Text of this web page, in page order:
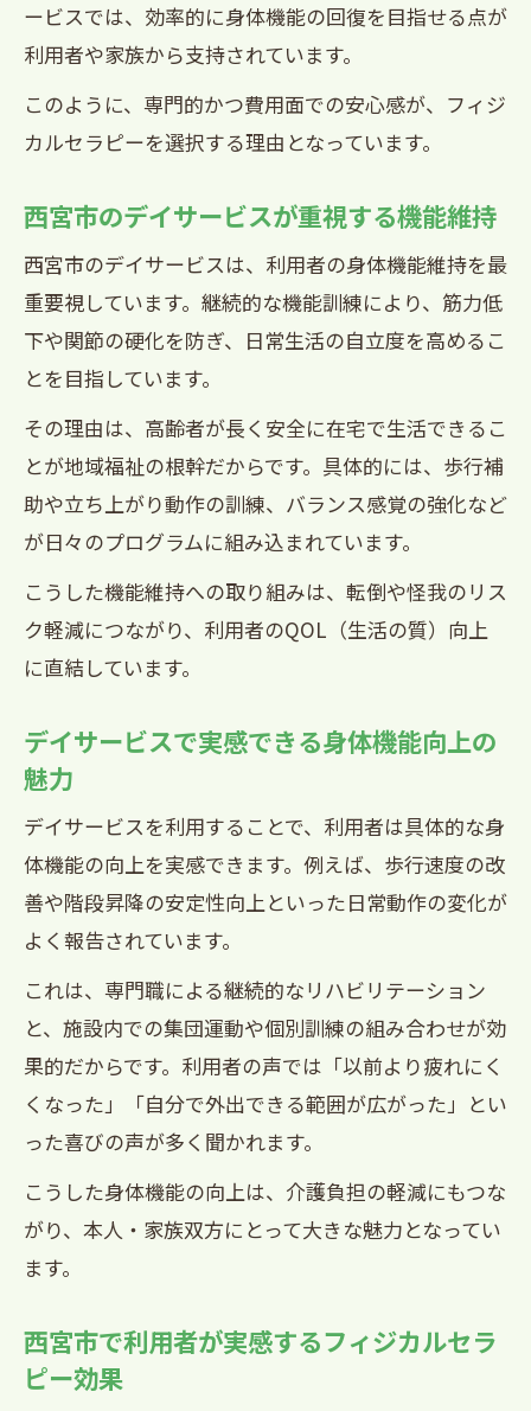
ービスでは、効率的に身体機能の回復を目指せる点が
利用者や家族から支持されています。
このように、専門的かつ費用面での安心感が、フィジ
カルセラピーを選択する理由となっています。
西宮市のデイサービスが重視する機能維持
西宮市のデイサービスは、利用者の身体機能維持を最
重要視しています。継続的な機能訓練により、筋力低
下や関節の硬化を防ぎ、日常生活の自立度を高めるこ
とを目指しています。
その理由は、高齢者が長く安全に在宅で生活できるこ
とが地域福祉の根幹だからです。具体的には、歩行補
助や立ち上がり動作の訓練、バランス感覚の強化など
が日々のプログラムに組み込まれています。
こうした機能維持への取り組みは、転倒や怪我のリス
ク軽減につながり、利用者のQOL（生活の質）向上
に直結しています。
デイサービスで実感できる身体機能向上の
魅力
デイサービスを利用することで、利用者は具体的な身
体機能の向上を実感できます。例えば、歩行速度の改
善や階段昇降の安定性向上といった日常動作の変化が
よく報告されています。
これは、専門職による継続的なリハビリテーション
と、施設内での集団運動や個別訓練の組み合わせが効
果的だからです。利用者の声では「以前より疲れにく
くなった」「自分で外出できる範囲が広がった」とい
った喜びの声が多く聞かれます。
こうした身体機能の向上は、介護負担の軽減にもつな
がり、本人・家族双方にとって大きな魅力となってい
ます。
西宮市で利用者が実感するフィジカルセラ
ピー効果